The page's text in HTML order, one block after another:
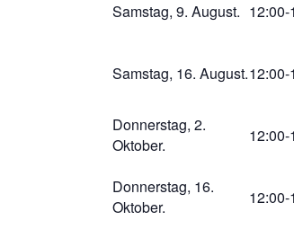
Samstag, 9. August. 12:00-
Samstag, 16. August.12:00-
Donnerstag, 2.
Oktober.
12:00-
Donnerstag, 16.
Oktober.
12:00-